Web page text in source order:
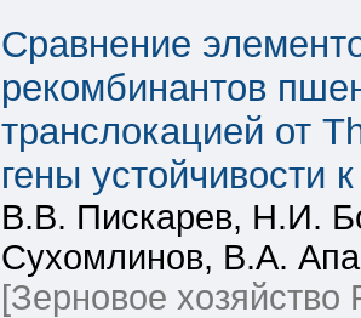
Сравнение
рекомбинантов
транслокацией от
гены устойчивости
В.В. Пискарев, Н.И.
Сухомлинов, В.А.
[Зерновое хозяйство